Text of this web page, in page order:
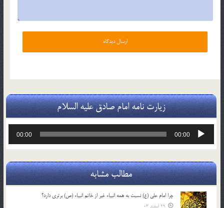
زیارت نامه امام صادق علیه السلام
پخش‌کننده
00:00
00:00
مطالب مشابه
چرا امام علی (ع) نسبت به همه انبیاء غیر از خاتم انبیاء (ص) برتری دارد؟
29 اسفند 03